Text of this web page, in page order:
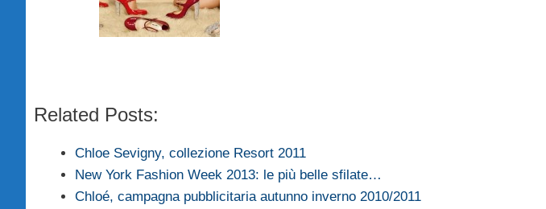
Related Posts:
Chloe Sevigny, collezione Resort 2011
New York Fashion Week 2013: le più belle sfilate…
Chloé, campagna pubblicitaria autunno inverno 2010/2011